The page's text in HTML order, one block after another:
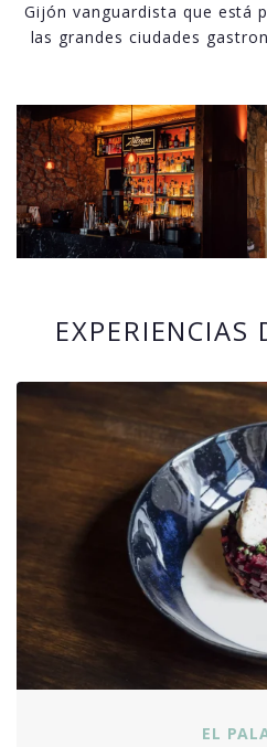
Gijón vanguardista que está
las grandes ciudades
EXPERIENCIAS
EL